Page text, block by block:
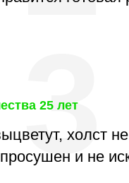
25 лет
холст
и не
3